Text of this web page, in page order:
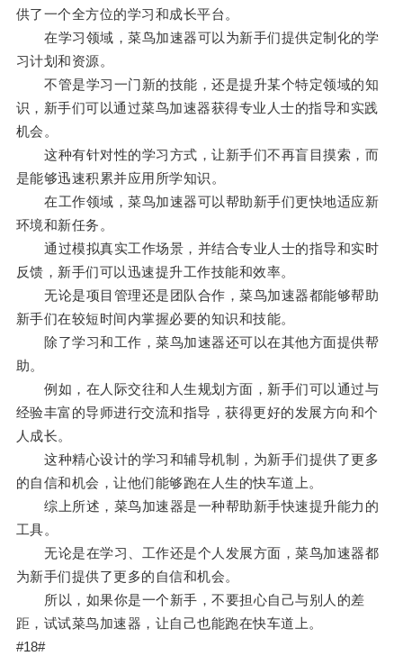
供了一个全方位的学习和成长平台。
在学习领域，菜鸟加速器可以为新手们提供定制化的学
习计划和资源。
不管是学习一门新的技能，还是提升某个特定领域的知
识，新手们可以通过菜鸟加速器获得专业人士的指导和实践
机会。
这种有针对性的学习方式，让新手们不再盲目摸索，而
是能够迅速积累并应用所学知识。
在工作领域，菜鸟加速器可以帮助新手们更快地适应新
环境和新任务。
通过模拟真实工作场景，并结合专业人士的指导和实时
反馈，新手们可以迅速提升工作技能和效率。
无论是项目管理还是团队合作，菜鸟加速器都能够帮助
新手们在较短时间内掌握必要的知识和技能。
除了学习和工作，菜鸟加速器还可以在其他方面提供帮
助。
例如，在人际交往和人生规划方面，新手们可以通过与
经验丰富的导师进行交流和指导，获得更好的发展方向和个
人成长。
这种精心设计的学习和辅导机制，为新手们提供了更多
的自信和机会，让他们能够跑在人生的快车道上。
综上所述，菜鸟加速器是一种帮助新手快速提升能力的
工具。
无论是在学习、工作还是个人发展方面，菜鸟加速器都
为新手们提供了更多的自信和机会。
所以，如果你是一个新手，不要担心自己与别人的差
距，试试菜鸟加速器，让自己也能跑在快车道上。
#18#